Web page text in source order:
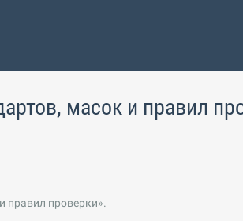
масок и правил
правил проверки».